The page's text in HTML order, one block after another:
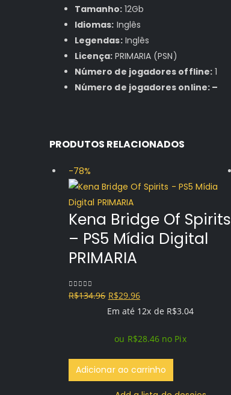
Tamanho: 12Gb
Idiomas: Inglês
Legendas:Inglês
Licença: PRIMARIA (PSN)
Número de jogadores offline:1
Número de jogadores online: –
PRODUTOS RELACIONADOS
-78%
Kena Bridge Of Spirits
– PS5 Mídia Digital
PRIMARIA
0out of 5
R$134.96 O
preço
era:
R$134.96.
R$29.96O
preço
é:
R$29.96.
Em até 12x de R$3.04
ou R$28.46 no Pix
Adicionar ao carrinho